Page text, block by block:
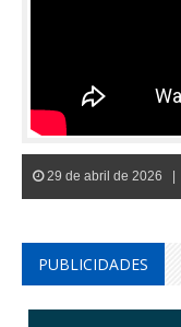
29 de abril de 2026 |
PUBLICIDADES